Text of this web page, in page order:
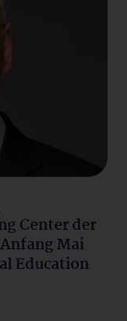
Center der
Mai
Education